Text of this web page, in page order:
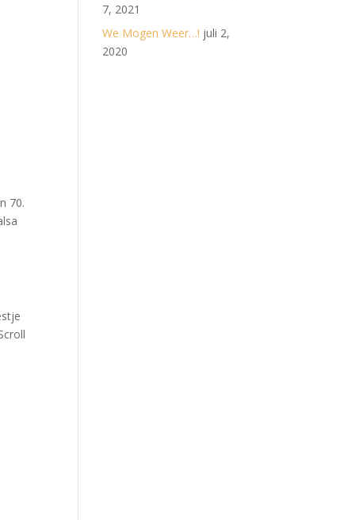
70.
7, 2021
We Mogen Weer…! juli 2,
2020